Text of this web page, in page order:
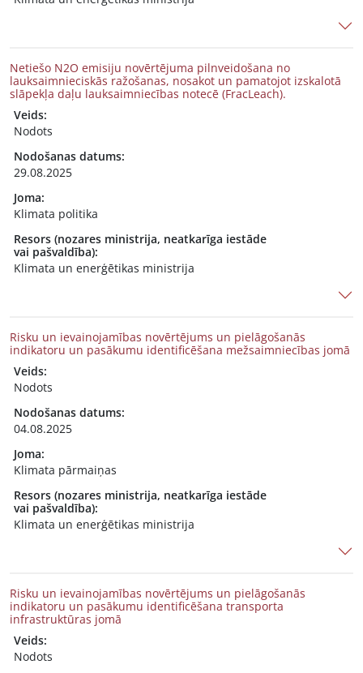
Netiešo N2O emisiju novērtējuma pilnveidošana no
lauksaimnieciskās ražošanas, nosakot un pamatojot izskalotā
slāpekļa daļu lauksaimniecības notecē (FracLeach).
Veids:
Nodots
Nodošanas datums:
29.08.2025
Joma:
Klimata politika
Resors (nozares ministrija, neatkarīga iestāde
vai pašvaldība):
Klimata un enerģētikas ministrija
Risku un ievainojamības novērtējums un pielāgošanās
indikatoru un pasākumu identificēšana mežsaimniecības jomā
Veids:
Nodots
Nodošanas datums:
04.08.2025
Joma:
Klimata pārmaiņas
Resors (nozares ministrija, neatkarīga iestāde
vai pašvaldība):
Klimata un enerģētikas ministrija
Risku un ievainojamības novērtējums un pielāgošanās
indikatoru un pasākumu identificēšana transporta
infrastruktūras jomā
Veids:
Nodots